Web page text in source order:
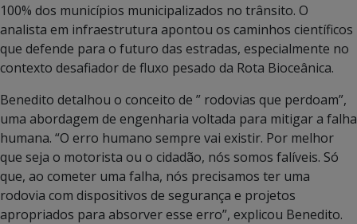
100% dos municípios municipalizados no trânsito. O
analista em infraestrutura apontou os caminhos científicos
que defende para o futuro das estradas, especialmente no
contexto desafiador de fluxo pesado da Rota Bioceânica.
Benedito detalhou o conceito de ” rodovias que perdoam”,
uma abordagem de engenharia voltada para mitigar a falha
humana. “O erro humano sempre vai existir. Por melhor
que seja o motorista ou o cidadão, nós somos falíveis. Só
que, ao cometer uma falha, nós precisamos ter uma
rodovia com dispositivos de segurança e projetos
apropriados para absorver esse erro”, explicou Benedito.